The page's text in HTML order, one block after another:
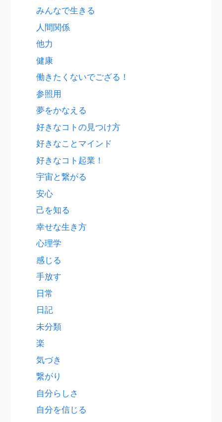
みんなで生きる
人間関係
他力
健康
働きたくないでござる！
参照用
夢をかなえる
好きなコトの見つけ方
好きなことマインド
好きなコト起業！
宇宙と繋がる
安心
己を知る
幸せな生き方
心理学
感じる
手放す
日常
日記
未分類
楽
気づき
繋がり
自分らしさ
自分を信じる